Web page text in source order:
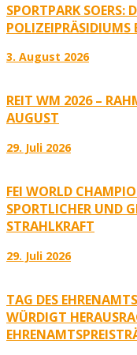
SPORTPARK SOERS:
POLIZEIPRÄSIDIUMS
3. August 2026
REIT WM 2026 –
AUGUST
29. Juli 2026
FEI WORLD
PORTLICHER UND
TRAHLKRAFT
29. Juli 2026
TAG DES
WÜRDIGT